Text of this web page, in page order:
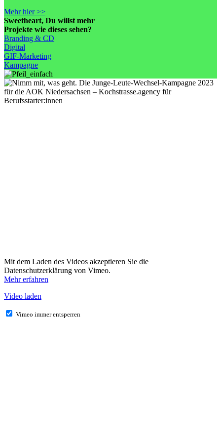
Mehr hier >>
Sweetheart, Du willst mehr
Projekte wie dieses sehen?
Branding & CD
Digital
GIF-Marketing
Kampagne
Mit dem Laden des Videos akzeptieren Sie die
Datenschutzerklärung von Vimeo.
Mehr erfahren
Video laden
Vimeo immer entsperren